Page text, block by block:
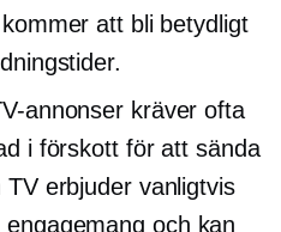
att bli betydligt
annonser kräver ofta
i förskott för att sända
erbjuder vanligtvis
engagemang och kan